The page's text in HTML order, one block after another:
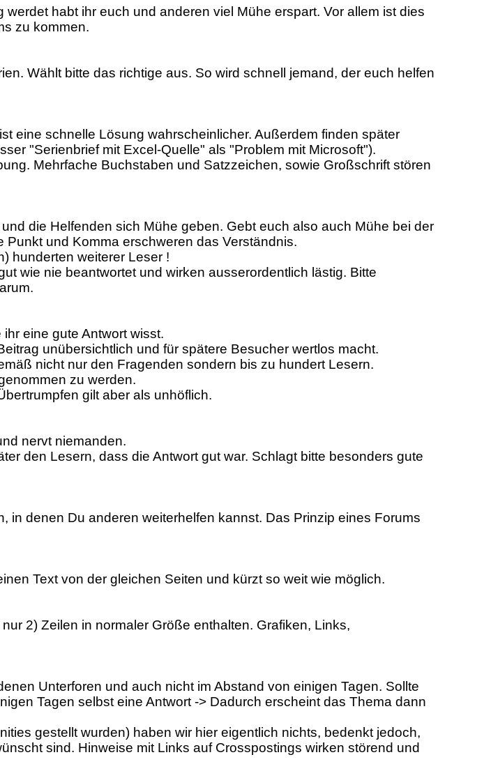
habt ihr euch und anderen viel Mühe erspart. Vor allem ist dies
zu kommen.
Wählt bitte das richtige aus. So wird schnell jemand, der euch helfen
eine schnelle Lösung wahrscheinlicher. Außerdem finden später
"Serienbrief mit Excel-Quelle" als "Problem mit Microsoft").
Mehrfache Buchstaben und Satzzeichen, sowie Großschrift stören
die Helfenden sich Mühe geben. Gebt euch also auch Mühe bei der
und Komma erschweren das Verständnis.
hunderten weiterer Leser !
wie nie beantwortet und wirken ausserordentlich lästig. Bitte
eine gute Antwort wisst.
unübersichtlich und für spätere Besucher wertlos macht.
nicht nur den Fragenden sondern bis zu hundert Lesern.
zu werden.
gilt aber als unhöflich.
nervt niemanden.
den Lesern, dass die Antwort gut war. Schlagt bitte besonders gute
denen Du anderen weiterhelfen kannst. Das Prinzip eines Forums
Text von der gleichen Seiten und kürzt so weit wie möglich.
2) Zeilen in normaler Größe enthalten. Grafiken, Links,
Unterforen und auch nicht im Abstand von einigen Tagen. Sollte
Tagen selbst eine Antwort -> Dadurch erscheint das Thema dann
gestellt wurden) haben wir hier eigentlich nichts, bedenkt jedoch,
sind. Hinweise mit Links auf Crosspostings wirken störend und